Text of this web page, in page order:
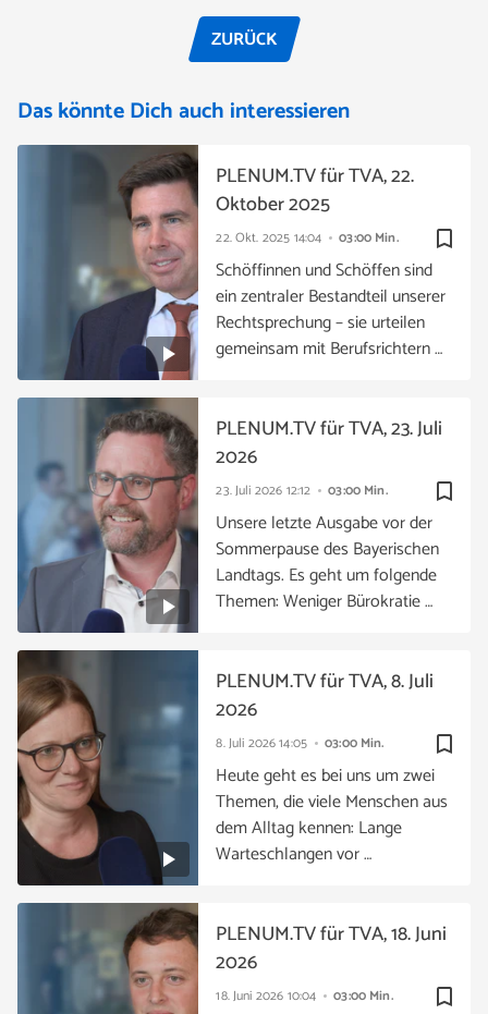
ZURÜCK
Das könnte Dich auch interessieren
bookmark_border
22. Okt. 2025 14:04 03:00 Min.
PLENUM.TV für TVA, 22.
Oktober 2025
Schöffinnen und Schöffen sind
ein zentraler Bestandteil unserer
Rechtsprechung – sie urteilen
gemeinsam mit Berufsrichtern …
bookmark_border
23. Juli 2026 12:12 03:00 Min.
PLENUM.TV für TVA, 23. Juli
2026
Unsere letzte Ausgabe vor der
Sommerpause des Bayerischen
Landtags. Es geht um folgende
Themen: Weniger Bürokratie …
bookmark_border
8. Juli 202614:05 03:00 Min.
PLENUM.TV für TVA, 8. Juli
2026
Heute geht es bei uns um zwei
Themen, die viele Menschen aus
dem Alltag kennen: Lange
Warteschlangen vor …
bookmark_border
18. Juni 2026 10:04 03:00 Min.
PLENUM.TV für TVA, 18. Juni
2026